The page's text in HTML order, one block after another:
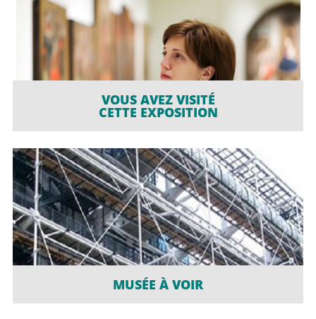
VOUS AVEZ VISITÉ
CETTE EXPOSITION
MUSÉE À VOIR